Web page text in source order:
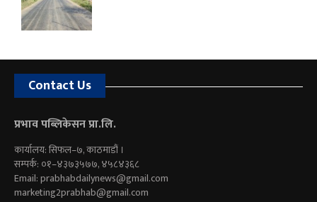
Contact Us
प्रभाव पब्लिकेसन प्रा.लि.
कार्यालय: सिफल–७, काठमाडौं ।
सम्पर्क: ०१–४३७३५७७, ४५८४३६८
Email:prabhabdailynews@gmail.com
marketing2prabhab@gmail.com